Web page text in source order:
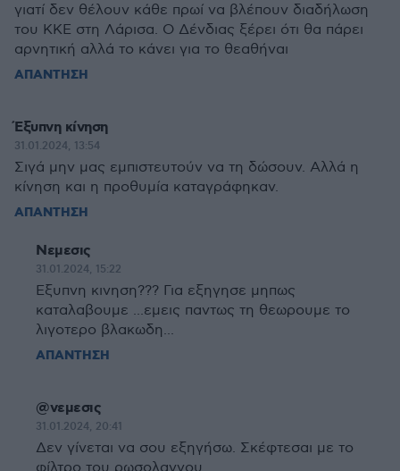
γιατί δεν θέλουν κάθε πρωί να βλέπουν διαδήλωση
του ΚΚΕ στη Λάρισα. Ο Δένδιας ξέρει ότι θα πάρει
αρνητική αλλά το κάνει για το θεαθήναι
ΑΠΑΝΤΗΣΗ
Έξυπνη κίνηση
31.01.2024, 13:54
Σιγά μην μας εμπιστευτούν να τη δώσουν. Αλλά η
κίνηση και η προθυμία καταγράφηκαν.
ΑΠΑΝΤΗΣΗ
Νεμεσις
31.01.2024, 15:22
Εξυπνη κινηση??? Για εξηγησε μηπως
καταλαβουμε ...εμεις παντως τη θεωρουμε το
λιγοτερο βλακωδη...
ΑΠΑΝΤΗΣΗ
@νεμεσις
31.01.2024, 20:41
Δεν γίνεται να σου εξηγήσω. Σκέφτεσαι με το